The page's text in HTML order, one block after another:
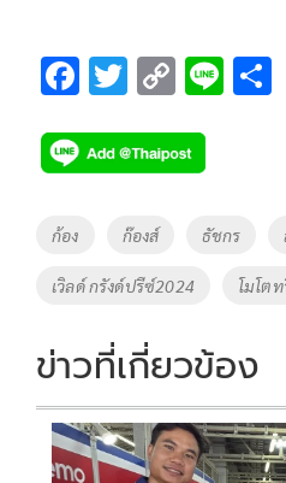
F
e
b
o
k
T
tt
er
C
p
y
Li
n
k
Li
Tags
ก้อง ก๊องส์ ธัชกร
เวิลด์ กรังด์ปรีซ์2024 โมโต
ข่าวที่เกี่ยวข้อง